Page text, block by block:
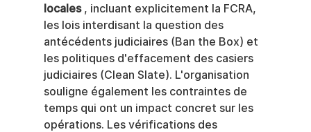
locales , incluant explicitement la FCRA,
les lois interdisant la question des
antécédents judiciaires (Ban the Box) et
les politiques d'effacement des casiers
judiciaires (Clean Slate). L'organisation
souligne également les contraintes de
temps qui ont un impact concret sur les
opérations. Les vérifications des